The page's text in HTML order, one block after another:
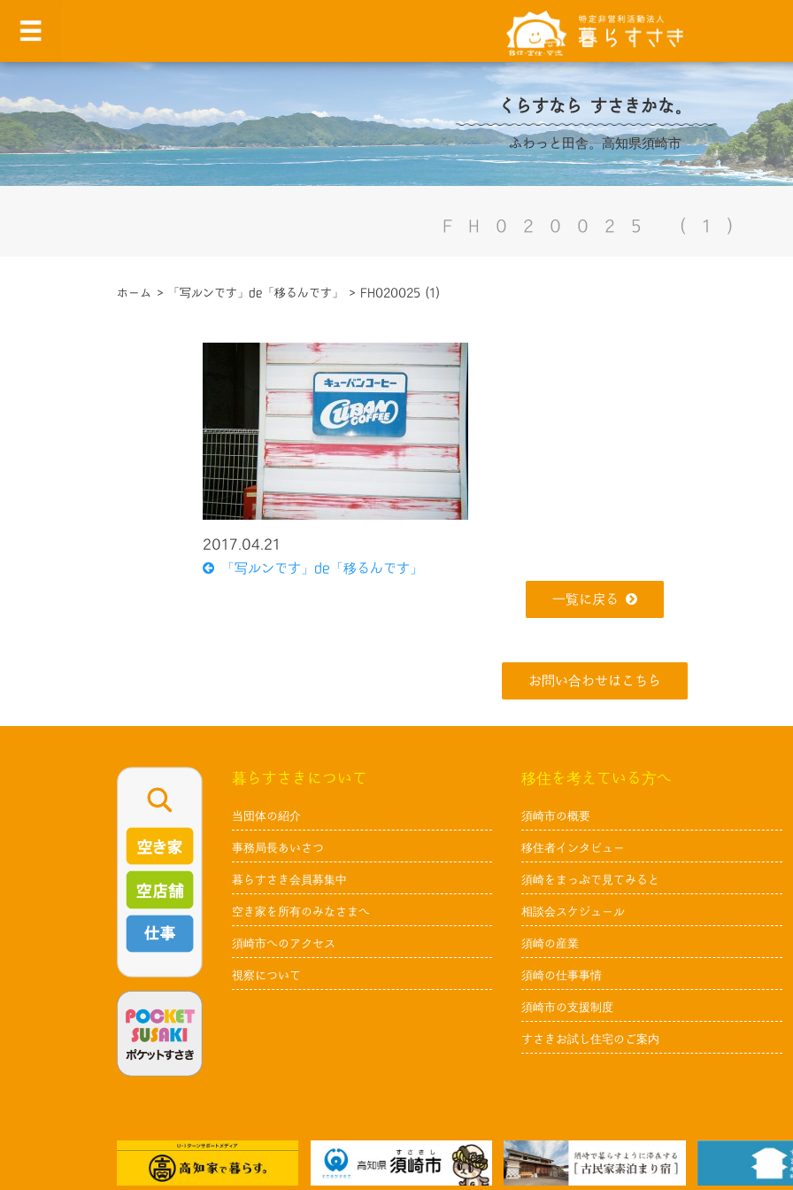
くらすなら すさきかな。
ふわっと田舎。高知県須崎市
FH020025 (1)
ホーム > 「写ルンです」de「移るんです」 > FH020025 (1)
2017.04.21
「写ルンです」de「移るんです」
一覧に戻る
お問い合わせはこちら
暮らすさきについて
当団体の紹介
事務局長あいさつ
暮らすさき会員募集中
空き家を所有のみなさまへ
須崎市へのアクセス
視察について
移住を考えている方へ
須崎市の概要
移住者インタビュー
須崎をまっぷで見てみると
相談会スケジュール
須崎の産業
須崎の仕事事情
須崎市の支援制度
すさきお試し住宅のご案内